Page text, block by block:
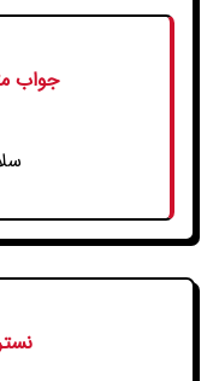
جواب